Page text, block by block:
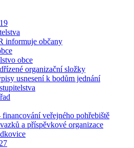
informuje občany
obce
organizační složky
usnesení k bodům jednání
financování veřejného pohřebiště
a příspěvkové organizace